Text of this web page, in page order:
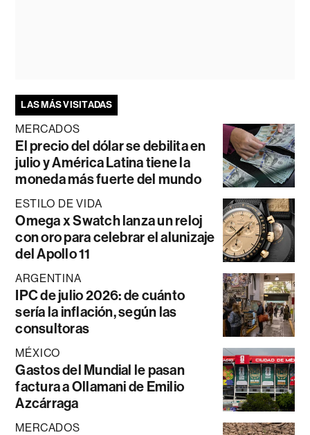
LAS MÁS VISITADAS
MERCADOS
El precio del dólar se debilita en
julio y América Latina tiene la
moneda más fuerte del mundo
ESTILO DE VIDA
Omega x Swatch lanza un reloj
con oro para celebrar el alunizaje
del Apollo 11
ARGENTINA
IPC de julio 2026: de cuánto
sería la inflación, según las
consultoras
MÉXICO
Gastos del Mundial le pasan
factura a Ollamani de Emilio
Azcárraga
MERCADOS